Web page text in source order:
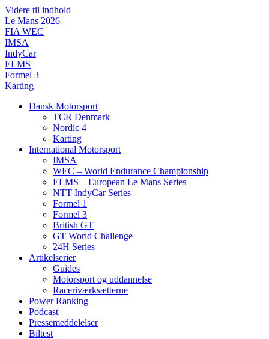
Videre til indhold
Le Mans 2026
FIA WEC
IMSA
IndyCar
ELMS
Formel 3
Karting
Dansk Motorsport
TCR Denmark
Nordic 4
Karting
International Motorsport
IMSA
WEC – World Endurance Championship
ELMS – European Le Mans Series
NTT IndyCar Series
Formel 1
Formel 3
British GT
GT World Challenge
24H Series
Artikelserier
Guides
Motorsport og uddannelse
Raceriværksætterne
Power Ranking
Podcast
Pressemeddelelser
Biltest